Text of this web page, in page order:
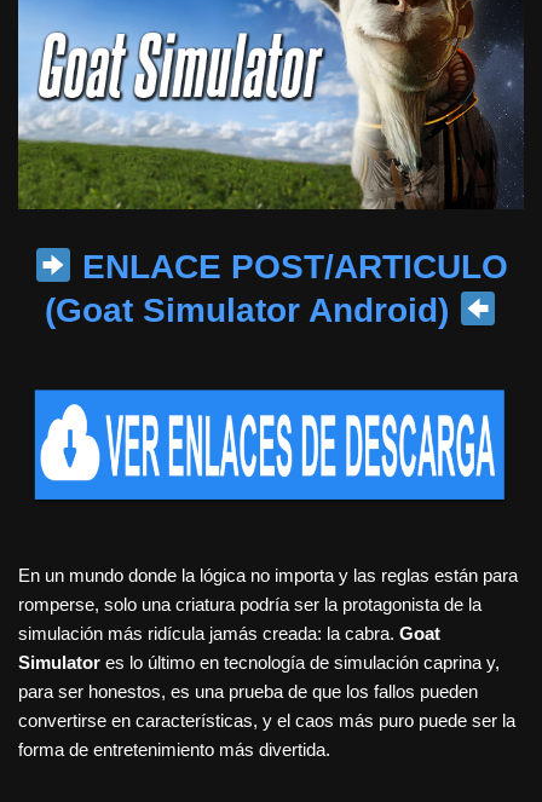
ENLACE POST/ARTICULO
(Goat Simulator Android)
En un mundo donde la lógica no importa y las reglas están para
romperse, solo una criatura podría ser la protagonista de la
simulación más ridícula jamás creada: la cabra. Goat
Simulator es lo último en tecnología de simulación caprina y,
para ser honestos, es una prueba de que los fallos pueden
convertirse en características, y el caos más puro puede ser la
forma de entretenimiento más divertida.